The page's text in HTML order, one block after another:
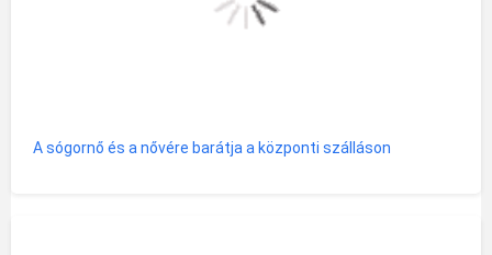
A sógornő és a nővére barátja a központi szálláson